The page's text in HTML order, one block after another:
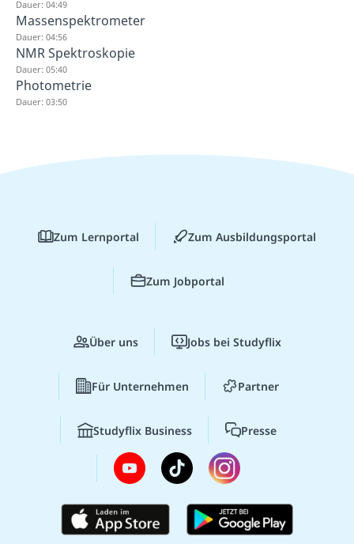
Dauer: 04:49
Massenspektrometer
Dauer: 04:56
NMR Spektroskopie
Dauer: 05:40
Photometrie
Dauer: 03:50
Zum Lernportal Zum Ausbildungsportal
Zum Jobportal
Über uns Jobs bei Studyflix
Für Unternehmen Partner
Studyflix Business Presse